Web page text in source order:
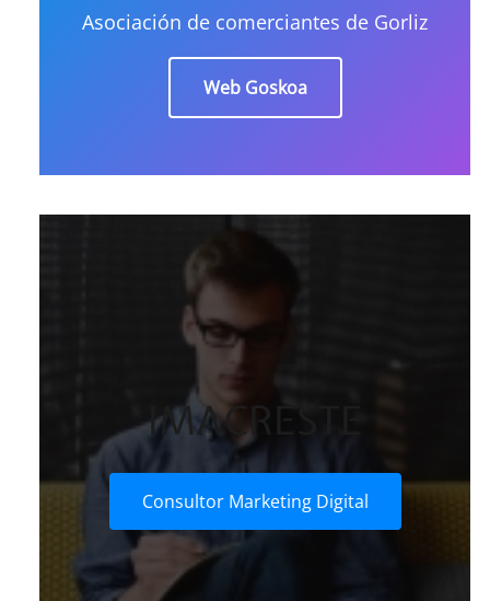
Asociación de comerciantes de Gorliz
Web Goskoa
IMACRESTE
Consultor Marketing Digital